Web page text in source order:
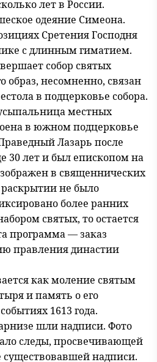
лет в России.
одеяние Симеона.
Сретения Господня
с длинным гиматием.
собор святых
образ, несомненно, связан
в подцерковье собора.
местных
в южном подцерковье
Лазарь после
30 лет и был епископом на
в священнических
не было
более ранних
святых, то остается
программа — заказ
правления династии
как моление святым
и память о его
1613 года.
шли надписи. Фото
следы, просвечивающей
существовавшей надписи.